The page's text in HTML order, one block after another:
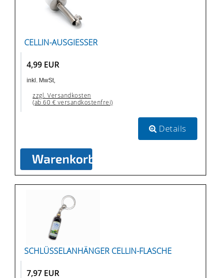
CELLIN-AUSGIESSER
4,99 EUR
inkl. MwSt,
zzgl. Versandkosten
(ab 60 € versandkostenfrei)
Details
SCHLÜSSELANHÄNGER CELLIN-FLASCHE
7,97 EUR